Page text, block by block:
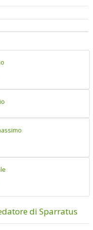
di Sparratus